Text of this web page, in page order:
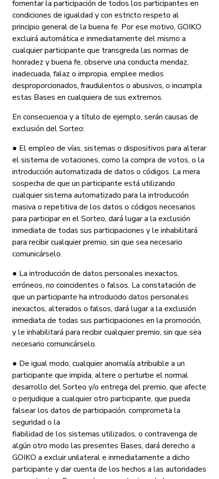
fomentar la participación de todos los participantes en
condiciones de igualdad y con estricto respeto al
principio general de la buena fe. Por ese motivo, GOIKO
excluirá automática e inmediatamente del mismo a
cualquier participante que transgreda las normas de
honradez y buena fe, observe una conducta mendaz,
inadecuada, falaz o impropia, emplee medios
desproporcionados, fraudulentos o abusivos, o incumpla
estas Bases en cualquiera de sus extremos.
En consecuencia y a título de ejemplo, serán causas de
exclusión del Sorteo:
● El empleo de vías, sistemas o dispositivos para alterar
el sistema de votaciones, como la compra de votos, o la
introducción automatizada de datos o códigos. La mera
sospecha de que un participante está utilizando
cualquier sistema automatizado para la introducción
masiva o repetitiva de los datos o códigos necesarios
para participar en el Sorteo, dará lugar a la exclusión
inmediata de todas sus participaciones y le inhabilitará
para recibir cualquier premio, sin que sea necesario
comunicárselo.
● La introducción de datos personales inexactos,
erróneos, no coincidentes o falsos. La constatación de
que un participante ha introducido datos personales
inexactos, alterados o falsos, dará lugar a la exclusión
inmediata de todas sus participaciones en la promoción,
y le inhabilitará para recibir cualquier premio, sin que sea
necesario comunicárselo.
● De igual modo, cualquier anomalía atribuible a un
participante que impida, altere o perturbe el normal
desarrollo del Sorteo y/o entrega del premio, que afecte
o perjudique a cualquier otro participante, que pueda
falsear los datos de participación, comprometa la
seguridad o la
fiabilidad de los sistemas utilizados, o contravenga de
algún otro modo las presentes Bases, dará derecho a
GOIKO a excluir unilateral e inmediatamente a dicho
participante y dar cuenta de los hechos a las autoridades